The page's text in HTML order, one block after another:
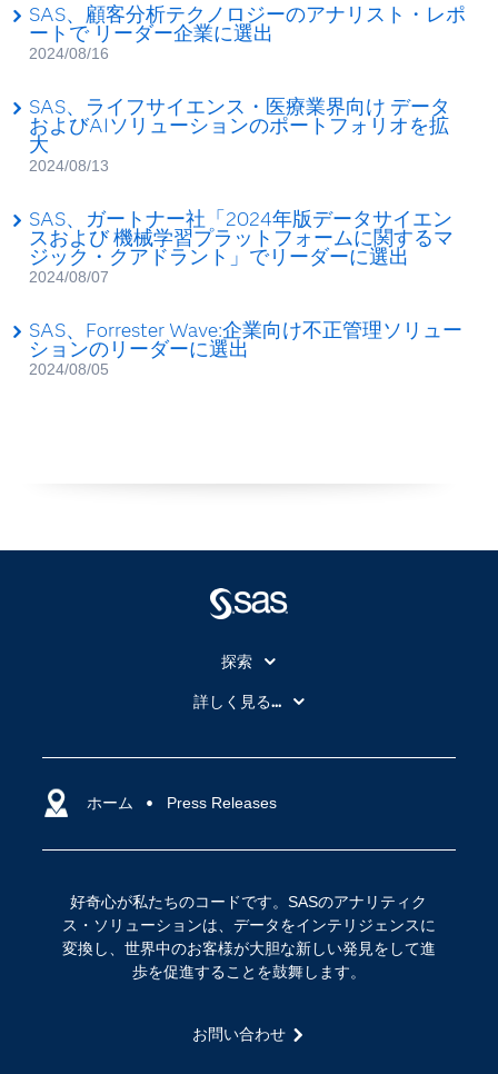
SAS、顧客分析テクノロジーのアナリスト・レポ
ートで リーダー企業に選出
2024/08/16
SAS、ライフサイエンス・医療業界向け データ
およびAIソリューションのポートフォリオを拡
大
2024/08/13
SAS、ガートナー社「2024年版データサイエン
スおよび 機械学習プラットフォームに関するマ
ジック・クアドラント」でリーダーに選出
2024/08/07
SAS、Forrester Wave:企業向け不正管理ソリュー
ションのリーダーに選出
2024/08/05
ホーム Press Releases
好奇心が私たちのコードです。SASのアナリティク
ス・ソリューションは、データをインテリジェンスに
変換し、世界中のお客様が大胆な新しい発見をして進
歩を促進することを鼓舞します。
お問い合わせ
探索
My SAS
SASを選ぶ理由
アクセシビリティ
サポート
ソリューション
トレーニング
詳しく見る...
クラウド・コンピューティング
IoT